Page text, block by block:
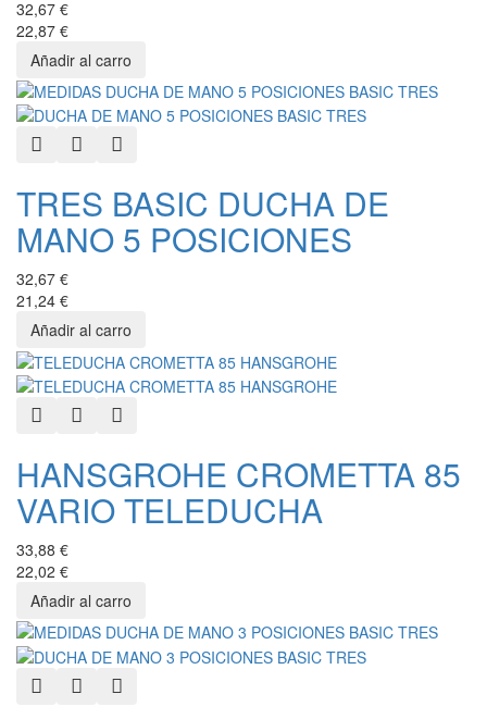
32,67 €
22,87 €
Quick ViewAdd to Wishlist
TRES BASIC DUCHA DE
MANO 5 POSICIONES
32,67 €
21,24 €
Quick ViewAdd to Wishlist
HANSGROHE CROMETTA 85
VARIO TELEDUCHA
33,88 €
22,02 €
Quick ViewAdd to Wishlist